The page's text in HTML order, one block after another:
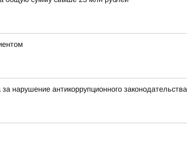
нарушение антикоррупционного законодательства